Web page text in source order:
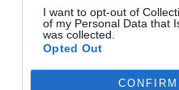
I want to opt-out of
of my Personal Data that
was collected.
Opted Out
CONFIRM
után...